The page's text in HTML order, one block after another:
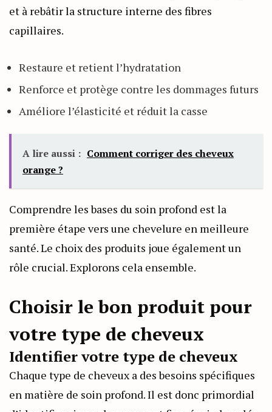
et à rebâtir la structure interne des fibres
capillaires.
Restaure et retient l’hydratation
Renforce et protège contre les dommages futurs
Améliore l’élasticité et réduit la casse
A lire aussi : Comment corriger des cheveux
orange ?
Comprendre les bases du soin profond est la
première étape vers une chevelure en meilleure
santé. Le choix des produits joue également un
rôle crucial. Explorons cela ensemble.
Choisir le bon produit pour
votre type de cheveux
Identifier votre type de cheveux
Chaque type de cheveux a des besoins spécifiques
en matière de soin profond. Il est donc primordial